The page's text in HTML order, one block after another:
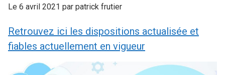
Le 6 avril 2021 par patrick frutier
Retrouvez ici les dispositions actualisée et
fiables actuellement en vigueur